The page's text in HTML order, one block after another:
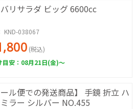
リサラダ ビッグ 6600cc
KND-038067
(税込)
目安：08月21日(金)～
ール便での発送商品】 手鏡 折立 ハ
ラー シルバー NO.455